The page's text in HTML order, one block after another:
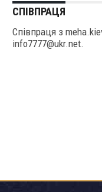
СПІВПРАЦЯ
Співпраця з
info7777@ukr.net.